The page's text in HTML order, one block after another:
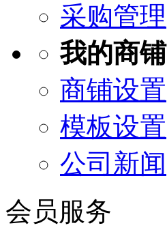
采购管理
我的商铺
商铺设置
模板设置
公司新闻
会员服务